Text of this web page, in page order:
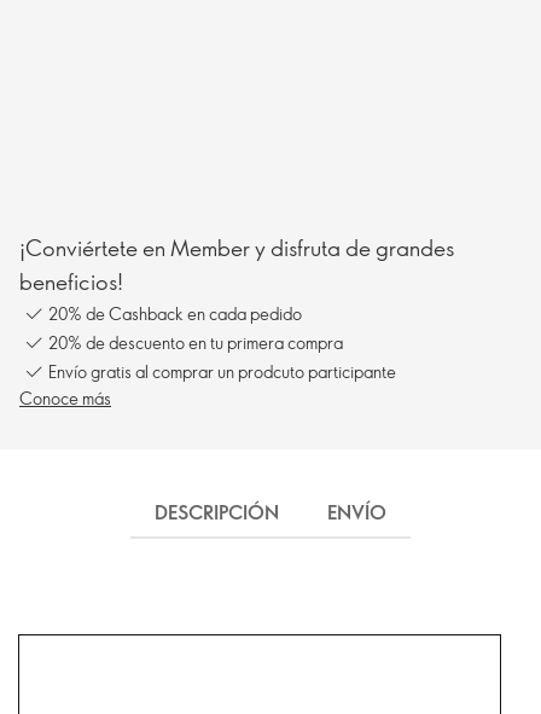
¡Conviértete en Member y disfruta de grandes
beneficios!
20% de Cashback en cada pedido
20% de descuento en tu primera compra
Envío gratis al comprar un prodcuto participante
Conoce más
DESCRIPCIÓN ENVÍO